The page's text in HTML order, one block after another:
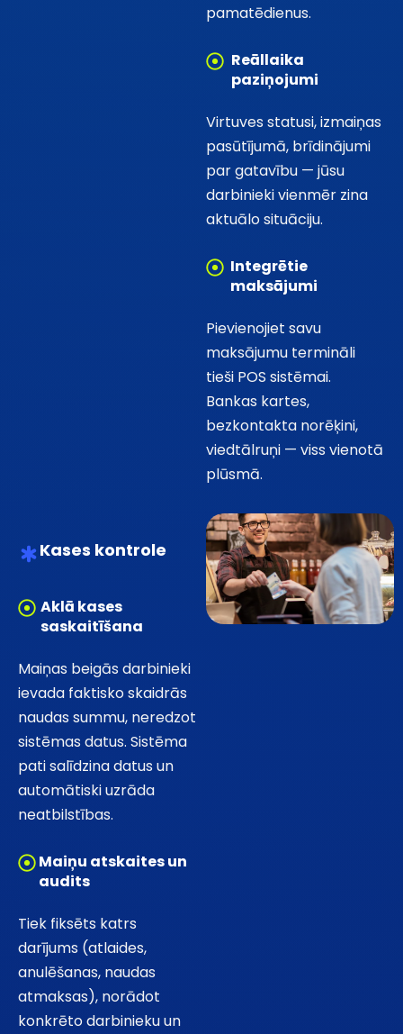
pamatēdienus.
Reāllaika
paziņojumi
Virtuves statusi, izmaiņas
pasūtījumā, brīdinājumi
par gatavību — jūsu
darbinieki vienmēr zina
aktuālo situāciju.
Integrētie
maksājumi
Pievienojiet savu
maksājumu termināli
tieši POS sistēmai.
Bankas kartes,
bezkontakta norēķini,
viedtālruņi — viss vienotā
plūsmā.
Kases kontrole
Aklā kases
saskaitīšana
Maiņas beigās darbinieki
ievada faktisko skaidrās
naudas summu, neredzot
sistēmas datus. Sistēma
pati salīdzina datus un
automātiski uzrāda
neatbilstības.
Maiņu atskaites un
audits
Tiek fiksēts katrs
darījums (atlaides,
anulēšanas, naudas
atmaksas), norādot
konkrēto darbinieku un